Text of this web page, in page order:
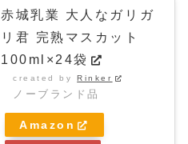
赤城乳業 大人なガリガ
リ君 完熟マスカット
100ml×24袋
created byRinker
ノーブランド品
Amazon